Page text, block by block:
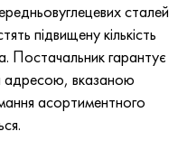
сталей
підвищену кількість
Постачальник гарантує
адресою, вказаною
асортиментного